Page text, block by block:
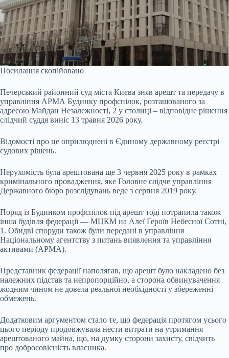
Посилання скопійовано
Печерський районний суд міста Києва зняв арешт та передачу в
управління АРМА Будинку профспілок, розташованого за
адресою Майдан Незалежності, 2 у столиці – відповідне рішення
слідчий суддя виніс 13 травня 2026 року.
Відомості про це оприлюднені в Єдиному державному реєстрі
судових рішень.
Нерухомість була арештована ще 3 червня 2025 року в рамках
кримінального провадження, яке Головне слідче управління
Державного бюро розслідувань веде з серпня 2019 року.
Поряд із Будинком профспілок під арешт тоді потрапила також
інша будівля федерації — МЦКМ на Алеї Героїв Небесної Сотні,
1. Обидві споруди також були передані в управління
Національному агентству з питань виявлення та управління
активами (АРМА).
Представник федерації наполягав, що арешт було накладено без
належних підстав та непропорційно, а сторона обвинувачення
жодним чином не довела реальної необхідності у збереженні
обмежень.
Додатковим аргументом стало те, що федерація протягом усього
цього періоду продовжувала нести витрати на утримання
арештованого майна, що, на думку сторони захисту, свідчить
про добросовісність власника.